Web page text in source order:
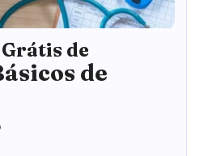
de
de